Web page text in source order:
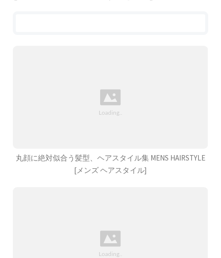
丸顔に絶対似合う髪型、ヘアスタイル集 MENS HAIRSTYLE
[メンズ ヘアスタイル]